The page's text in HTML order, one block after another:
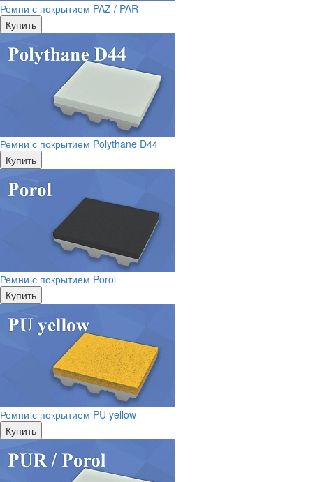
Ремни с покрытием PAZ / PAR
Купить
Ремни с покрытием Polythane D44
Купить
Ремни с покрытием Porol
Купить
Ремни с покрытием PU yellow
Купить